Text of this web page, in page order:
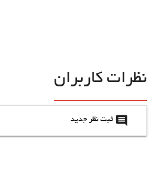
نظرات کاربران
insert_comment ثبت نظر جدید